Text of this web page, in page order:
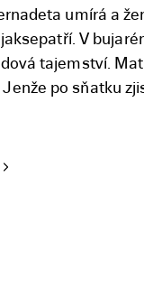
umírá a
V
tajemství.
po sňatku